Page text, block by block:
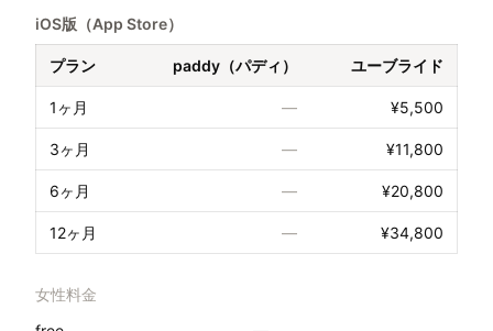
iOS版（App Store）
プラン paddy（パディ） ユーブライド
1ヶ月 — ¥5,500
3ヶ月 — ¥11,800
6ヶ月 — ¥20,800
12ヶ月 — ¥34,800
女性料金